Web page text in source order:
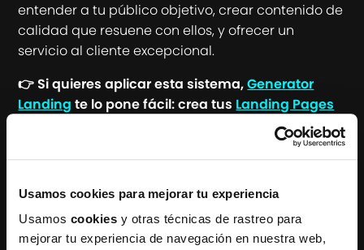
Usamos cookies para mejorar tu experiencia
Usamos cookies y otras técnicas de rastreo para
mejorar tu experiencia de navegación en nuestra web,
entender a tu público objetivo, crear contenido de
calidad que resuene con ellos, y ofrecer un
servicio al cliente excepcional.
👉 Si quieres aplicar esta sistema,Generator
Landing te lo pone fácil: crea tus Landing Pages
Whatsapp.
La plataforma incluye formación (Curso
Automatización, etc)